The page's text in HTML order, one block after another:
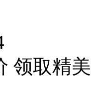
领取精